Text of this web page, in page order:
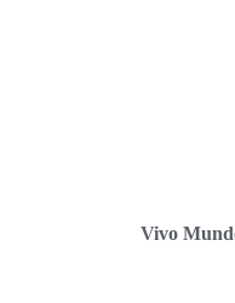
Vivo